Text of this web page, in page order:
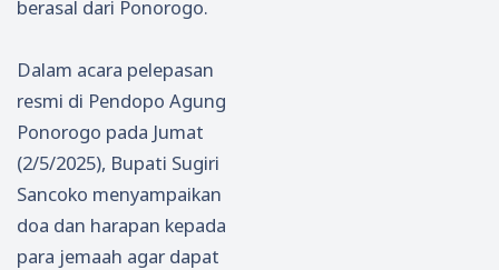
berasal dari Ponorogo.
Dalam acara pelepasan
resmi di Pendopo Agung
Ponorogo pada Jumat
(2/5/2025), Bupati Sugiri
Sancoko menyampaikan
doa dan harapan kepada
para jemaah agar dapat